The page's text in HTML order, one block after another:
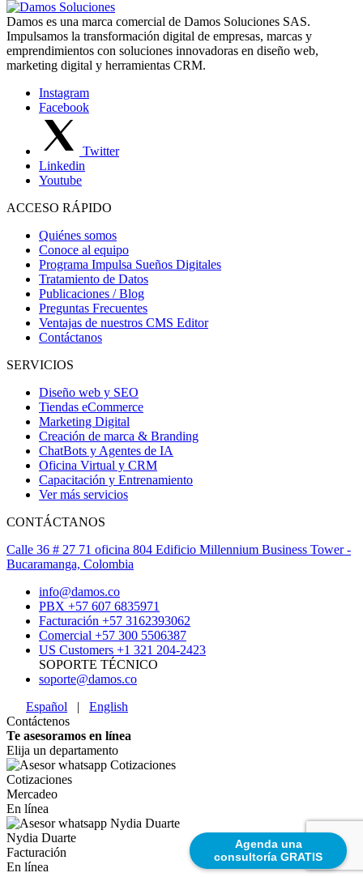
Agenda una
consultoría GRATIS
Damos es una marca comercial de Damos Soluciones SAS.
Impulsamos la transformación digital de empresas, marcas y
emprendimientos con soluciones innovadoras en diseño web,
marketing digital y herramientas CRM.
Instagram
Facebook
Twitter
Linkedin
Youtube
ACCESO RÁPIDO
Quiénes somos
Conoce al equipo
Programa Impulsa Sueños Digitales
Tratamiento de Datos
Publicaciones / Blog
Preguntas Frecuentes
Ventajas de nuestros CMS Editor
Contáctanos
SERVICIOS
Diseño web y SEO
Tiendas eCommerce
Marketing Digital
Creación de marca & Branding
ChatBots y Agentes de IA
Oficina Virtual y CRM
Capacitación y Entrenamiento
Ver más servicios
CONTÁCTANOS
Calle 36 # 27 71 oficina 804 Edificio Millennium Business Tower -
Bucaramanga, Colombia
info@damos.co
PBX +57 607 6835971
Facturación +57 3162393062
Comercial +57 300 5506387
US Customers +1 321 204-2423
SOPORTE TÉCNICO
soporte@damos.co
Español | English
Contáctenos
Te asesoramos en línea
Elija un departamento
Cotizaciones
Mercadeo
En línea
Nydia Duarte
Facturación
En línea